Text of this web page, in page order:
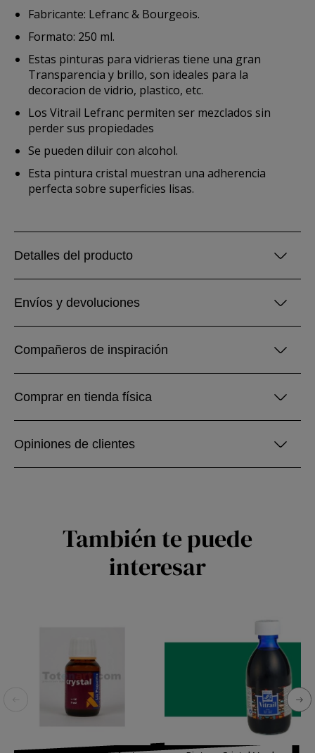
Fabricante: Lefranc & Bourgeois.
Formato: 250 ml.
Estas pinturas para vidrieras tiene una gran
Transparencia y brillo, son ideales para la
decoracion de vidrio, plastico, etc.
Los Vitrail Lefranc permiten ser mezclados sin
perder sus propiedades
Se pueden diluir con alcohol.
Esta pintura cristal muestran una adherencia
perfecta sobre superficies lisas.
Detalles del producto
Envíos y devoluciones
Compañeros de inspiración
Comprar en tienda física
Opiniones de clientes
También te puede
interesar